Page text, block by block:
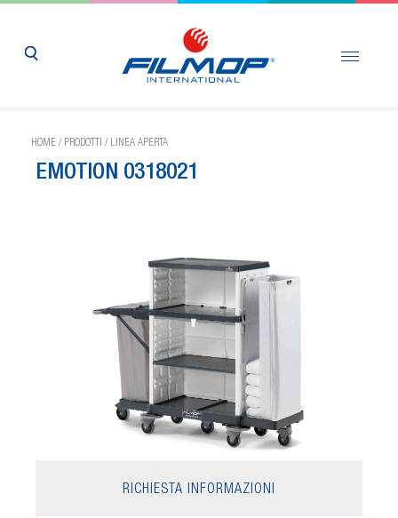
HOME / PRODOTTI / LINEA APERTA
EMOTION 0318021
RICHIESTA INFORMAZIONI